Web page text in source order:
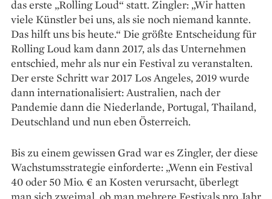
das erste „Rolling Loud“ statt. Zingler: „Wir hatten
viele Künstler bei uns, als sie noch niemand kannte.
Das hilft uns bis heute.“ Die größte Entscheidung für
Rolling Loud kam dann 2017, als das Unternehmen
entschied, mehr als nur ein Festival zu veranstalten.
Der erste Schritt war 2017 Los Angeles, 2019 wurde
dann internationalisiert: Australien, nach der
Pandemie dann die Niederlande, Portugal, Thailand,
Deutschland und nun eben Österreich.
Bis zu einem gewissen Grad war es Zingler, der diese
Wachstumsstrategie einforderte: „Wenn ein Festival
40 oder 50 Mio. € an Kosten verursacht, überlegt
man sich zweimal, ob man mehrere Festivals pro Jahr